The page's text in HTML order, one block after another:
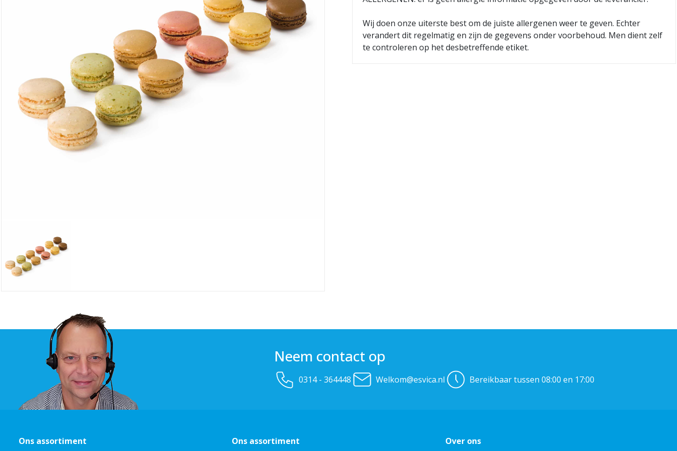
Wij doen onze uiterste best om de juiste allergenen weer te geven. Echter
verandert dit regelmatig en zijn de gegevens onder voorbehoud. Men dient zelf
te controleren op het desbetreffende etiket.
Neem contact op
0314 - 364448 Welkom@esvica.nl Bereikbaar tussen 08:00 en 17:00
Ons assortiment Ons assortiment Over ons